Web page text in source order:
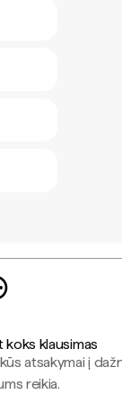
koks klausimas
atsakymai į
reikia.